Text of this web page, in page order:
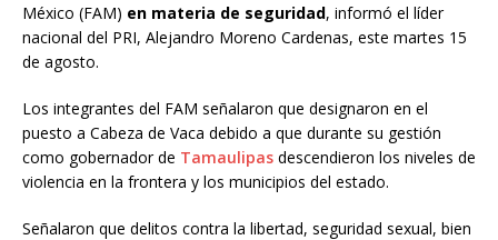
México (FAM) en materia de seguridad, informó el líder
nacional del PRI, Alejandro Moreno Cardenas, este martes 15
de agosto.
Los integrantes del FAM señalaron que designaron en el
puesto a Cabeza de Vaca debido a que durante su gestión
como gobernador de Tamaulipas descendieron los niveles de
violencia en la frontera y los municipios del estado.
Señalaron que delitos contra la libertad, seguridad sexual, bien